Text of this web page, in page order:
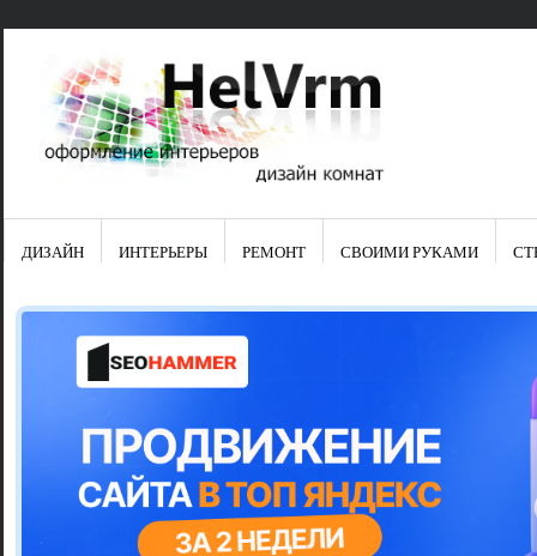
Свежие
Японские
Школа
Шьем
ДИЗАЙН ИНТЕРЬЕРЫ РЕМОНТ СВОИМИ РУКАМИ